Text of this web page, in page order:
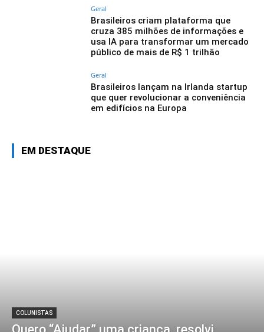
Geral
Brasileiros criam plataforma que
cruza 385 milhões de informações e
usa IA para transformar um mercado
público de mais de R$ 1 trilhão
Geral
Brasileiros lançam na Irlanda startup
que quer revolucionar a conveniência
em edifícios na Europa
EM DESTAQUE
COLUNISTAS